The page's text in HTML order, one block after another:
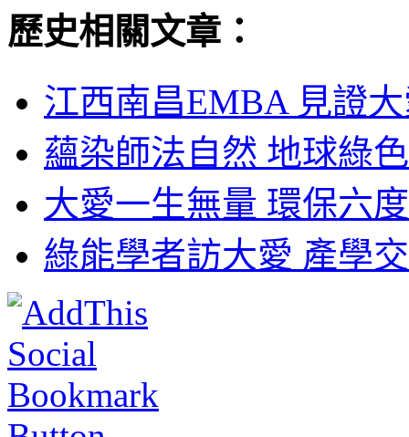
歷史相關文章：
江西南昌EMBA 見證
蘊染師法自然 地球綠
大愛一生無量 環保六
綠能學者訪大愛 產學